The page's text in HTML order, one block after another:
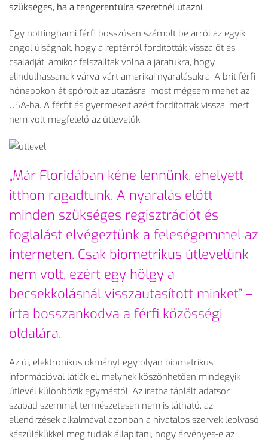
szükséges, ha a tengerentúlra szeretnél utazni.
Egy nottinghami férfi bosszúsan számolt be arról az egyik
angol újságnak, hogy a reptérről fordították vissza őt és
családját, amikor felszálltak volna a járatukra, hogy
elindulhassanak várva-várt amerikai nyaralásukra. A brit férfi
hónapokon át spórolt az utazásra, most mégsem mehet az
USA-ba. A férfit és gyermekeit azért fordították vissza, mert
nem volt megfelelő az útlevelük.
„Már Floridában kéne lennünk, ehelyett
itthon ragadtunk. A nyaralás előtt
minden szükséges regisztrációt és
foglalást elvégeztünk a feleségemmel az
interneten. Csak biometrikus útlevelünk
nem volt, ezért egy hölgy a
becsekkolásnál visszautasított minket” –
írta bosszankodva a férfi közösségi
oldalára.
Az új, elektronikus okmányt egy olyan biometrikus
információval látják el, melynek köszönhetően mindegyik
útlevél különbözik egymástól. Az iratba táplált adatsor
szabad szemmel természetesen nem is látható, az
ellenőrzések alkalmával azonban a hivatalos szervek leolvasó
készülékükkel meg tudják állapítani, hogy érvényes-e az